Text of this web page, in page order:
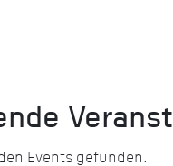
Events gefunden.